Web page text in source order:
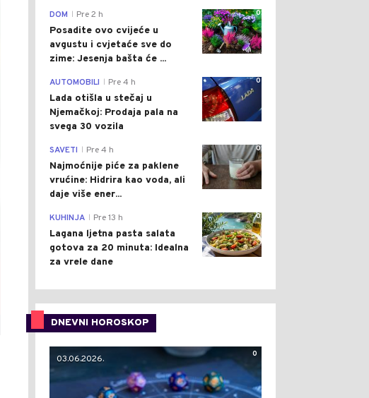
0
DOM Pre 2 h
Posadite ovo cvijeće u
avgustu i cvjetaće sve do
zime: Jesenja bašta će ...
0
AUTOMOBILI Pre 4 h
Lada otišla u stečaj u
Njemačkoj: Prodaja pala na
svega 30 vozila
0
SAVETI Pre 4 h
Najmoćnije piće za paklene
vrućine: Hidrira kao voda, ali
daje više ener...
0
KUHINJA Pre 13 h
Lagana ljetna pasta salata
gotova za 20 minuta: Idealna
za vrele dane
DNEVNI HOROSKOP
0
03.06.2026.